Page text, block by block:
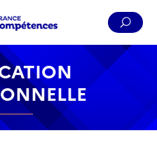
Menu Pied de page